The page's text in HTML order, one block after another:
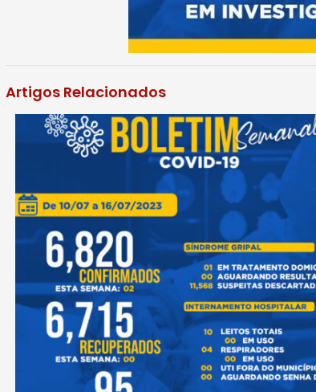
Artigos Relacionados